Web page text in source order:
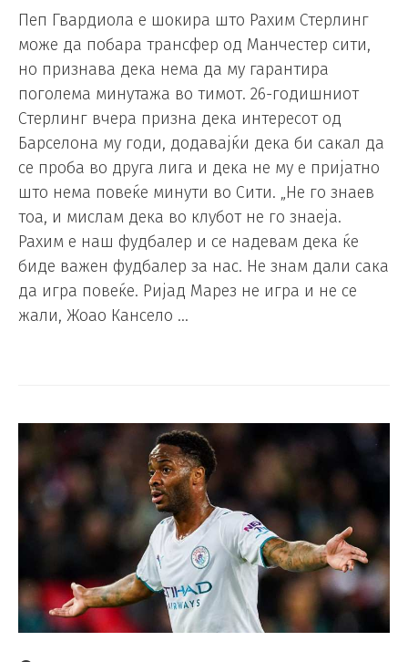
Пеп Гвардиола е шокира што Рахим Стерлинг
може да побара трансфер од Манчестер сити,
но признава дека нема да му гарантира
поголема минутажа во тимот. 26-годишниот
Стерлинг вчера призна дека интересот од
Барселона му годи, додавајќи дека би сакал да
се проба во друга лига и дека не му е пријатно
што нема повеќе минути во Сити. „Не го знаев
тоа, и мислам дека во клубот не го знаеја.
Рахим е наш фудбалер и се надевам дека ќе
биде важен фудбалер за нас. Не знам дали сака
да игра повеќе. Ријад Марез не игра и не се
жали, Жоао Кансело …